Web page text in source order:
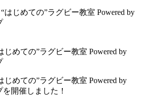
じめての”ラグビー教室 Powered by
じめての”ラグビー教室 Powered by
開催しました！